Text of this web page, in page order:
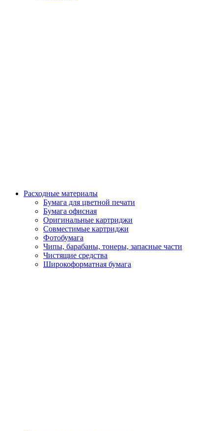
Расходные материалы
Бумага для цветной печати
Бумага офисная
Оригинальные картриджи
Совместимые картриджи
Фотобумага
Чипы, барабаны, тонеры, запасные части
Чистящие средства
Широкоформатная бумага